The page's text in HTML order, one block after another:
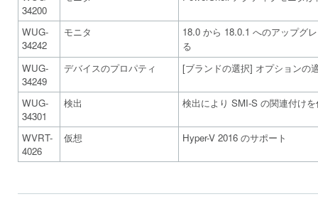
34200
WUG-
34242
モニタ
18.0 から 18.0.1 へのアップグ
る
WUG-
34249
デバイスのプロパティ [ブランドの選択] オプションの
WUG-
34301
検出 検出により SMI-S の関連付け
WVRT-
4026
仮想 Hyper-V 2016 のサポート